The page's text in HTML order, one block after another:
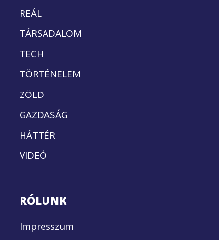
REÁL
TÁRSADALOM
TECH
TÖRTÉNELEM
ZÖLD
GAZDASÁG
HÁTTÉR
VIDEÓ
RÓLUNK
Impresszum